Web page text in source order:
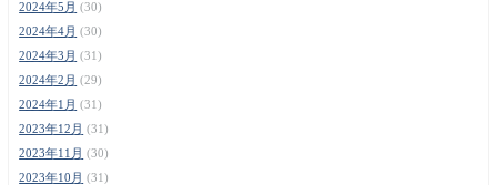
2024年5月 (30)
2024年4月 (30)
2024年3月 (31)
2024年2月 (29)
2024年1月 (31)
2023年12月 (31)
2023年11月 (30)
2023年10月 (31)